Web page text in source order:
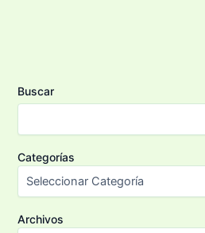
Buscar
Categorías
Archivos